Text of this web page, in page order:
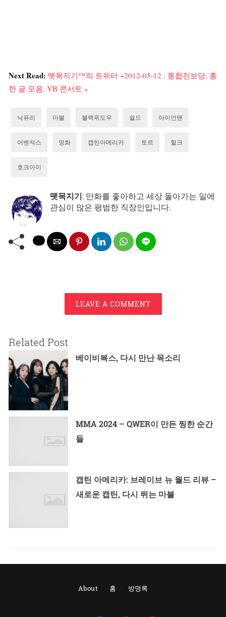
Next Read: 뗏목지기™의 트위터 ~2012-05-12 : 통합진보당, 흥
한 글 모음, YB 콘서트 »
닉퓨리 마블 블랙위도우 쉴드 아이언맨
어벤져스 영화 캡틴아메리카 토르 헐크
호크아이
뗏목지기: 만화를 좋아하고 세상 돌아가는 일에
관심이 많은 평범한 직장인입니다.
LEAVE A COMMENT
Related Post
베이비복스, 다시 만난 목소리
MMA 2024 – QWER이 만든 찡한 순간
들
캡틴 아메리카: 브레이브 뉴 월드 리뷰 –
새로운 캡틴, 다시 뛰는 마블
About 홈 방명록